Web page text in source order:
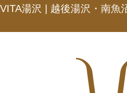
VITA湯沢 | 越後湯沢・南